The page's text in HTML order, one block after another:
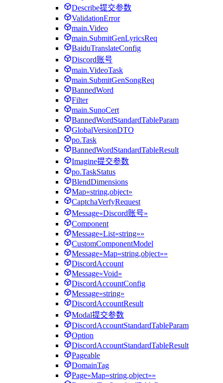
Describe提交参数
ValidationError
main.Video
main.SubmitGenLyricsReq
BaiduTranslateConfig
Discord账号
main.VideoTask
main.SubmitGenSongReq
BannedWord
Filter
main.SunoCert
BannedWordStandardTableParam
GlobalVersionDTO
po.Task
BannedWordStandardTableResult
Imagine提交参数
po.TaskStatus
BlendDimensions
Map«string,object»
CaptchaVerfyRequest
Message«Discord账号»
Component
Message«List«string»»
CustomComponentModel
Message«Map«string,object»»
DiscordAccount
Message«Void»
DiscordAccountConfig
Message«string»
DiscordAccountResult
Modal提交参数
DiscordAccountStandardTableParam
Option
DiscordAccountStandardTableResult
Pageable
DomainTag
Page«Map«string,object»»